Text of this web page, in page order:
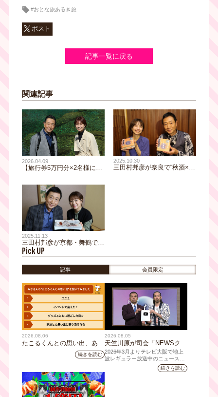
#おとな旅あるき旅
ポスト
記事一覧に戻る
関連記事
2026.04.09
【旅行券5万円分×2名様にプ
キ、神秘の仁淀ブルーに大興
奮！カツオだけじゃない？豪
華食材の藁焼きも！
2025.10.30
三田村邦彦が奈良で“秋酒×美
2025.11.13
三田村邦彦が京都・舞鶴で絶
品グルメ旅！京鰆しゃぶしゃ
ぶ、漁港直送のどぐろ、絶景
＆護衛艦見学も満喫
Pick UP
記事 会員限定
2026.08.06
たこるくんとの思い出、あり
ますか？会員のみなさんに聞
続きを読む
2026.08.05
天竺川原が司会「NEWSクラ
イシス」チャンネル登録者数
10万人突破！テレビ大阪の番
組史上最速記録を更新
2026年3月よりテレビ大阪で地上
波レギュラー放送中のニュース番
組「NEWSクライシス」が、この
たび2026年7月12日(日)に、
続きを読む